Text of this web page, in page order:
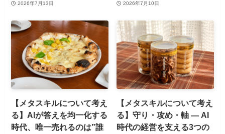
2026年7月13日 2026年7月10日
【メタスキルについて考え
る】AIが答えを均一化する
時代、唯一売れるのは”誰
【メタスキルについて考え
る】守り・攻め・軸 ― AI
時代の経営を支える3つの